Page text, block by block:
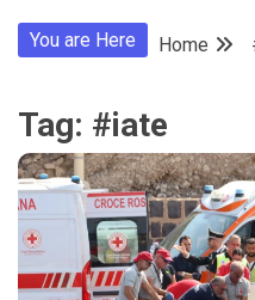
You are Here Home
Tag: #iate